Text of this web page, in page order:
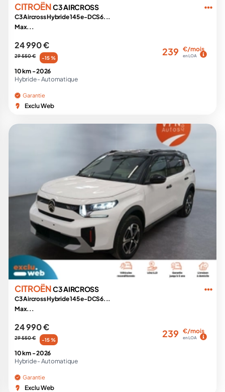
CITROËNC3 AIRCROSS
C3 Aircross Hybride 145 e-DCS6...
Max...
24 990 €
29 550 € -15 %
239 €/mois
en LOA
10 km -2026
Hybride - Automatique
Garantie
Exclu Web
CITROËNC3 AIRCROSS
C3 Aircross Hybride 145 e-DCS6...
Max...
24 990 €
29 550 € -15 %
239 €/mois
en LOA
10 km -2026
Hybride - Automatique
Garantie
Exclu Web